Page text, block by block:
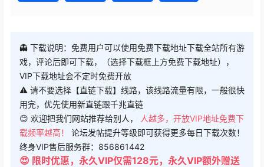
👻 下载说明：免费用户可以使用免费下载地址下载全站所有游
戏，评论后即可下载，（选择下载框上方免费下载地址），
VIP下载地址会不定时免费开放
⚠ 请不要选择【直链下载】线路，该线路流量有限，一般很快
用完，优先使用新直链跟千兆直链
😊 欢迎把我们网站推荐给别人，
人越多，开放VIP地址免费下
载频率越高！ 论坛发帖提升等级即可获得更多每日下载次数！
终身VIP售后服务群：856861442
😍 限时优惠，永久VIP仅需128元，永久VIP额外赠送